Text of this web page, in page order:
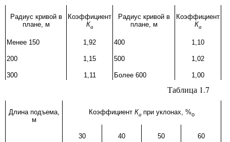
Радиус кривой в
плане, м
Коэффициент
Кa
Радиус кривой в
плане, м
Коэффициент
Кa
Менее 150 1,92 400 1,10
200 1,15 500 1,02
300 1,11 Более 600 1,00
Таблица 1.7
Длина подъема,
м
Коэффициент Кa при уклонах, %о
30 40 50 60